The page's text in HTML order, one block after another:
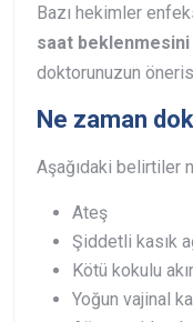
Bazı hekimler
saat beklenmesini
doktorunuzun
Ne zaman
Aşağıdaki belirtiler
Ateş
Şiddetli kasık
Kötü kokulu
Yoğun vajinal